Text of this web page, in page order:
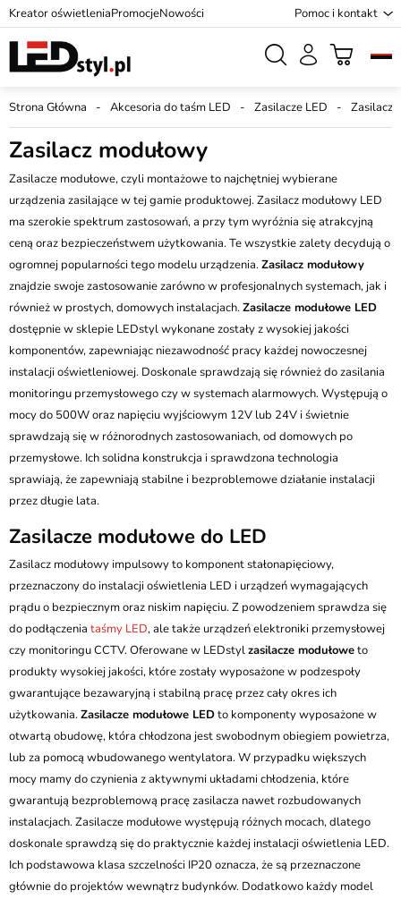
Kreator oświetleniaPromocjeNowości Pomoc i kontakt
Strona Główna Akcesoria do taśm LED Zasilacze LED Zasilacz
Zasilacz modułowy
Zasilacze modułowe, czyli montażowe to najchętniej wybierane
urządzenia zasilające w tej gamie produktowej. Zasilacz modułowy LED
ma szerokie spektrum zastosowań, a przy tym wyróżnia się atrakcyjną
ceną oraz bezpieczeństwem użytkowania. Te wszystkie zalety decydują o
ogromnej popularności tego modelu urządzenia.Zasilacz modułowy
znajdzie swoje zastosowanie zarówno w profesjonalnych systemach, jak i
również w prostych, domowych instalacjach.Zasilacze modułowe LED
dostępnie w sklepie LEDstyl wykonane zostały z wysokiej jakości
komponentów, zapewniając niezawodność pracy każdej nowoczesnej
instalacji oświetleniowej. Doskonale sprawdzają się również do zasilania
monitoringu przemysłowego czy w systemach alarmowych. Występują o
mocy do 500W oraz napięciu wyjściowym 12V lub 24V i świetnie
sprawdzają się w różnorodnych zastosowaniach, od domowych po
przemysłowe. Ich solidna konstrukcja i sprawdzona technologia
sprawiają, że zapewniają stabilne i bezproblemowe działanie instalacji
przez długie lata.
Zasilacze modułowe do LED
Zasilacz modułowy impulsowy to komponent stałonapięciowy,
przeznaczony do instalacji oświetlenia LED i urządzeń wymagających
prądu o bezpiecznym oraz niskim napięciu. Z powodzeniem sprawdza się
do podłączenia taśmy LED, ale także urządzeń elektroniki przemysłowej
czy monitoringu CCTV. Oferowane w LEDstylzasilacze modułoweto
produkty wysokiej jakości, które zostały wyposażone w podzespoły
gwarantujące bezawaryjną i stabilną pracę przez cały okres ich
użytkowania.Zasilacze modułowe LEDto komponenty wyposażone w
otwartą obudowę, która chłodzona jest swobodnym obiegiem powietrza,
lub za pomocą wbudowanego wentylatora. W przypadku większych
mocy mamy do czynienia z aktywnymi układami chłodzenia, które
gwarantują bezproblemową pracę zasilacza nawet rozbudowanych
instalacjach. Zasilacze modułowe występują różnych mocach, dlatego
doskonale sprawdzą się do praktycznie każdej instalacji oświetlenia LED.
Ich podstawowa klasa szczelności IP20 oznacza, że są przeznaczone
głównie do projektów wewnątrz budynków. Dodatkowo każdy model